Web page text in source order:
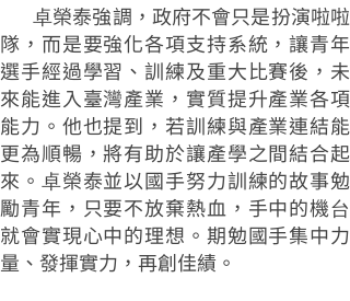
卓榮泰強調，政府不會只是扮演啦啦
隊，而是要強化各項支持系統，讓青年
選手經過學習、訓練及重大比賽後，未
來能進入臺灣產業，實質提升產業各項
能力。他也提到，若訓練與產業連結能
更為順暢，將有助於讓產學之間結合起
來。卓榮泰並以國手努力訓練的故事勉
勵青年，只要不放棄熱血，手中的機台
就會實現心中的理想。期勉國手集中力
量、發揮實力，再創佳績。